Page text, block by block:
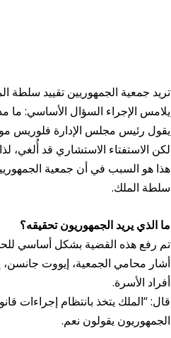
تريد جمعية الجمهوريين تقييد سلطة
يلامس الإجراء السؤال الأساسي: ما
يقول رئيس مجلس الإدارة فلوريس
لكن الاستفتاء الاستشاري قد أُلغي،
سلطة الملك.
ما الذي يريد الجمهوريون تحقيقه؟
تم رفع هذه القضية بشكل أساسي
أشار محامي الجمعية، إيووت جانسن،
أفراد الأسرة.
قال: “الملك يتخذ بانتظام إجراءات
الجمهوريون يقولون نعم.